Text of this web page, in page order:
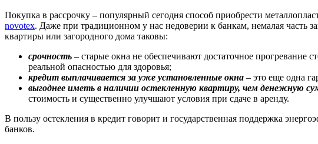
Покупка в рассрочку – популярный сегодня способ приобрести
novotex. Даже при традиционном у нас недоверии к банкам, немалая часть
квартиры или загородного дома таковы:
срочность – старые окна не обеспечивают достаточное прогревание
реальной опасностью для здоровья;
кредит выплачивается за уже установленные окна – это еще одна
выгоднее иметь в наличии остекленную квартиру, чем денежную
стоимость и существенно улучшают условия при сдаче в аренду.
В пользу остекления в кредит говорит и государственная поддержка
банков.